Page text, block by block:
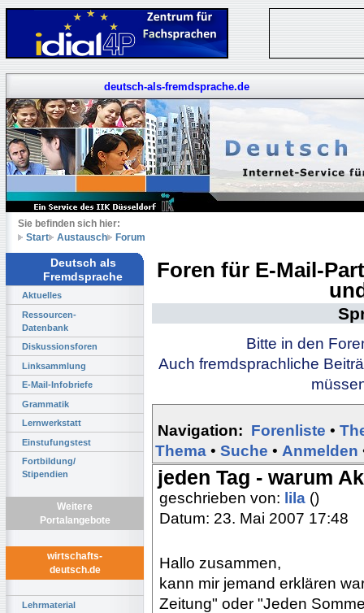
deutsch-als-fremdsprache.de
Sie befinden sich hier:
Start
Austausch Forum
Deutsch als
Fremdsprache
Aktuelles
Ressourcen-
Datenbank
Diskussionsforen
Linksammlung
E-Mail-Infobriefe
Grammatik
Lernwerkstatt
Einstufungstest
Fortbildung/
Stipendien
Weitere
Portalangebote
wirtschafts-
deutsch.de
Lehrmaterial
Foren für E-Mail-
Bitte in den
Auch fremdsprachliche
Navigation: Forenliste •
Thema • Suche • Anmelden
jeden Tag - warum
geschrieben von: lila ()
Datum: 23. Mai 2007 17:48
Hallo zusammen,
kann mir jemand erklären
Zeitung" oder "Jeden